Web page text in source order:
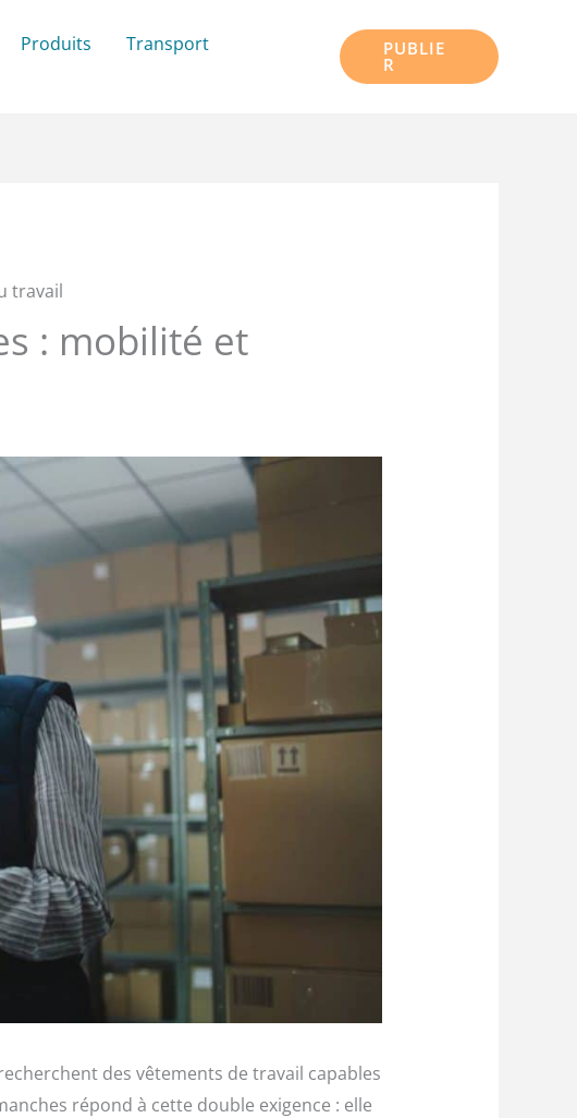
Produits
Transport
PUBLIE
R
travail
: mobilité et
des vêtements de travail capables
répond à cette double exigence : elle